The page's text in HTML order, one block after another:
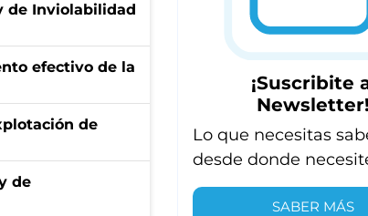
de Inviolabilidad
efectivo de la
de
de
¡Suscribite
Newsletter!
Lo que necesitas
desde donde
SABER MÁS